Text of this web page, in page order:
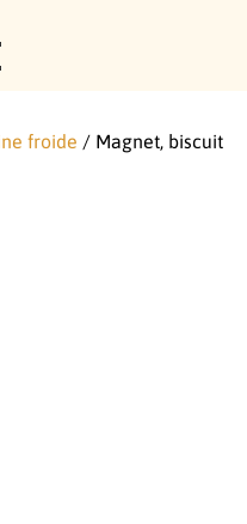
froide / Magnet, biscuit